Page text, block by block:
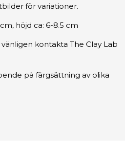
för variationer.
höjd ca: 6-8.5 cm
kontakta The Clay Lab
på färgsättning av olika